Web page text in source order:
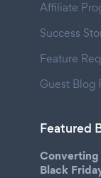
Affiliate
Success
Feature
Guest Blog
Featured
Converting
Black